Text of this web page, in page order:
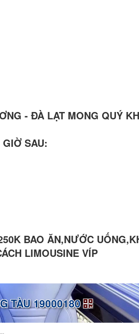
- ĐÀ LẠT MONG QUÝ
SAU:
BAO ĂN,NƯỚC
LIMOUSINE VÍP
TÀU 19000180